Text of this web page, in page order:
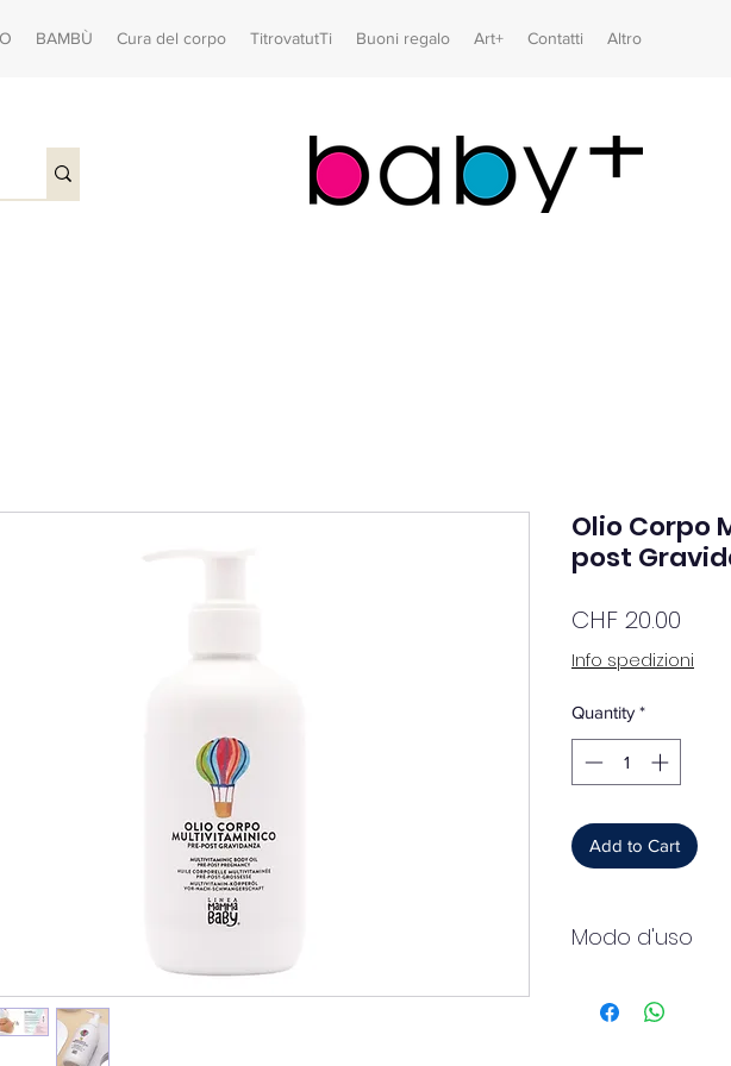
BAMBÙ Cura del corpo TitrovatutTi Buoni regalo Art+ Contatti Altro
Olio Corpo
post
CHF 20.00
Info spedizioni
Quantity *
Add to Cart
Modo d'uso
Applicare 1 o 2